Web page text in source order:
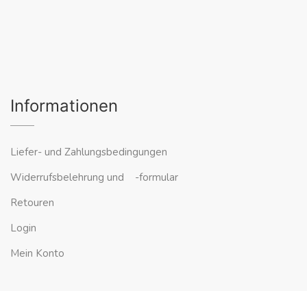
Informationen
Liefer- und Zahlungsbedingungen
Widerrufsbelehrung und -formular
Retouren
Login
Mein Konto